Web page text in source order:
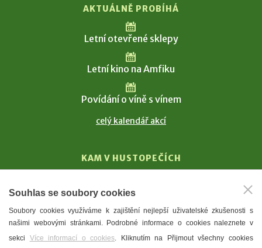
AKTUÁLNĚ PROBÍHÁ
Letní otevřené sklepy
Letní kino na Amfiku
Povídání o víně s vínem
celý kalendář akcí
KAM V HUSTOPEČÍCH
T. G. Masaryk
Mandloně
Ubytování
Souhlas se soubory cookies
Soubory cookies využíváme k zajištění nejlepší uživatelské zkušenosti s
našimi webovými stránkami. Podrobné informace o cookies naleznete v
sekci Více informací o cookies. Kliknutím na Přijmout všechny cookies